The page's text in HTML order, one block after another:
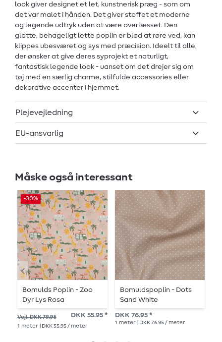
look giver designet et let, kunstnerisk præg - som om
det var malet i hånden. Det giver stoffet et moderne
og legende udtryk uden at være overlæsset. Den
glatte, behageligt lette poplin er blød at røre ved, kan
klippes ubesværet og sys med præcision. Ideelt til alle,
der ønsker at give deres syprojekt et naturligt,
fantastisk legende look - uanset om det drejer sig om
tøj med en særlig charme, stilfulde accessories eller
dekorative accenter i hjemmet.
Plejevejledning
EU-ansvarlig
Måske også interessant
-30%
Bomulds Poplin - Zoo
Dyr Lys Rosa
Vejl. DKK 79.95 DKK 55.95 *
1 meter | DKK 55.95 / meter
Bomuldspoplin - Dots
Sand White
DKK 76.95 *
1 meter | DKK 76.95 / meter